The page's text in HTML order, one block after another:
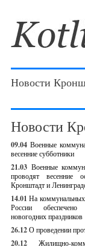
Новости
Новости
09.04 Военные
весенние субботники
21.03 Военные
проводят весенние
Кронштадт и
14.01 На
России обеспечено
новогодних праздников
26.12О проведении
20.12
Жилищно-